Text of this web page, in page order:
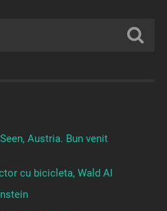
Austria. Bun venit
cu bicicleta, Wald AI